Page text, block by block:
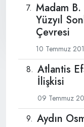
Madam B.
Yüzyıl
Çevresi
10 Temmuz
Atlantis
İlişkisi
09 Temmuz
Aydın